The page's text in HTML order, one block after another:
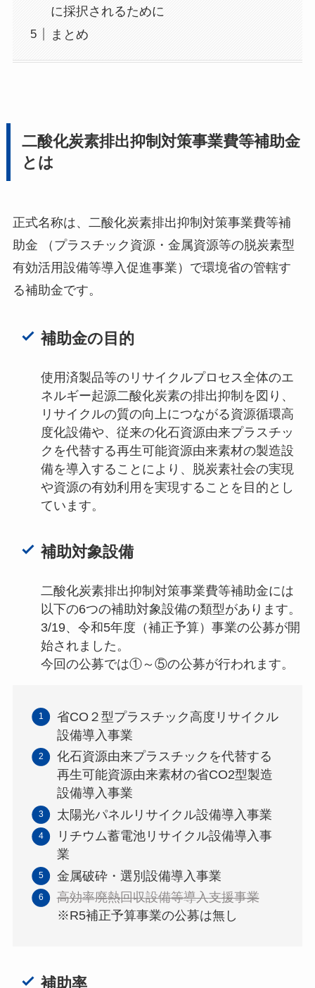
に採択されるために
まとめ
二酸化炭素排出抑制対策事業費等補助金
とは
正式名称は、二酸化炭素排出抑制対策事業費等補
助金 （プラスチック資源・金属資源等の脱炭素型
有効活用設備等導入促進事業）で環境省の管轄す
る補助金です。
補助金の目的
使用済製品等のリサイクルプロセス全体のエ
ネルギー起源二酸化炭素の排出抑制を図り、
リサイクルの質の向上につながる資源循環高
度化設備や、従来の化石資源由来プラスチッ
クを代替する再生可能資源由来素材の製造設
備を導入することにより、脱炭素社会の実現
や資源の有効利用を実現することを目的とし
ています。
補助対象設備
二酸化炭素排出抑制対策事業費等補助金には
以下の6つの補助対象設備の類型があります。
3/19、令和5年度（補正予算）事業の公募が開
始されました。
今回の公募では①～⑤の公募が行われます。
省CO２型プラスチック高度リサイクル
設備導入事業
化石資源由来プラスチックを代替する
再生可能資源由来素材の省CO2型製造
設備導入事業
太陽光パネルリサイクル設備導入事業
リチウム蓄電池リサイクル設備導入事
業
金属破砕・選別設備導入事業
高効率廃熱回収設備等導入支援事業
※R5補正予算事業の公募は無し
補助率